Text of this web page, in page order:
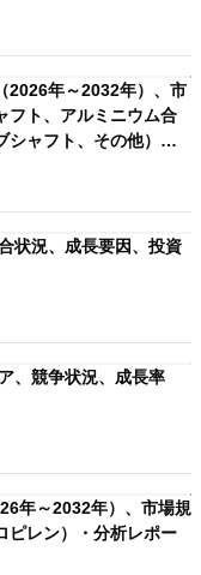
2026年～2032年）、市
フト、アルミニウム合
シャフト、その他）・
状況、成長要因、投資
、競争状況、成長率
年～2032年）、市場規
ピレン）・分析レポー